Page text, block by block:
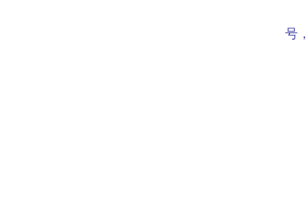
号